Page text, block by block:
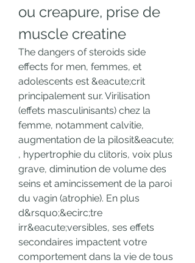
ou creapure, prise de
muscle creatine
The dangers of steroids side
effects for men, femmes, et
adolescents est &eacute;crit
principalement sur. Virilisation
(effets masculinisants) chez la
femme, notamment calvitie,
augmentation de la pilosit&eacute;
, hypertrophie du clitoris, voix plus
grave, diminution de volume des
seins et amincissement de la paroi
du vagin (atrophie). En plus
d&rsquo;&ecirc;tre
irr&eacute;versibles, ses effets
secondaires impactent votre
comportement dans la vie de tous